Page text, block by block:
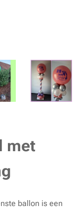
met
ballon is een